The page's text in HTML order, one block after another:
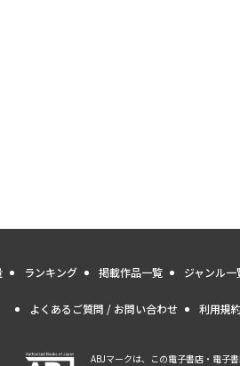
ランキング 掲載作品一覧 ジャンル一
よくあるご質問 / お問い合わせ 利用規
ABJマークは、この電子書店・電子